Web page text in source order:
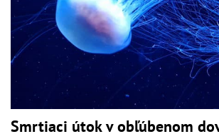
Smrtiaci útok v obľúbenom